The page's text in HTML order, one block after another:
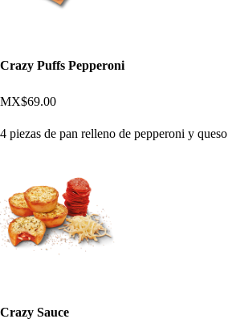
Crazy Puffs Pepperoni
MX$69.00
4 piezas de pan relleno de pepperoni y queso
Crazy Sauce